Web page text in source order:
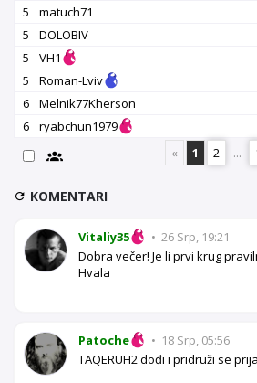
5 matuch71
5
DOLOBIV
5
VH1
5
Roman-Lviv
6
Melnik77Kherson
6
ryabchun1979
«
1 2 ...
KOMENTARI
Vitaliy35 • 26 Srp, 19:21
Dobra večer! Je li prvi krug
Hvala
Patoche • 18 Srp, 05:56
TAQERUH2 dođi i pridruži se